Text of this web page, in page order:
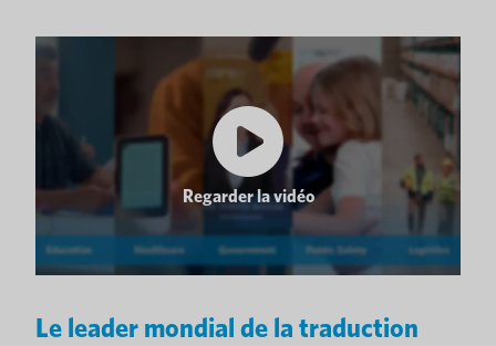
Regarder la vidéo
Le leader mondial de la traduction